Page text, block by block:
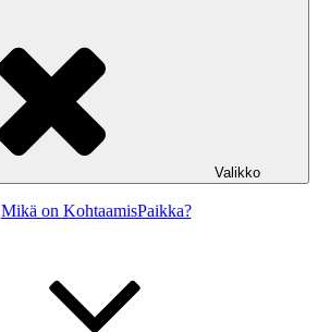
Valikko
Mikä on KohtaamisPaikka?